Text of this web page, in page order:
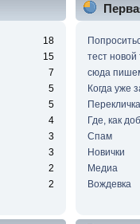
18
15
7
5
5
4
3
3
2
2
тест
сюда
Когда уже
Где, как
Спам
Новички
Медиа
Вождевка